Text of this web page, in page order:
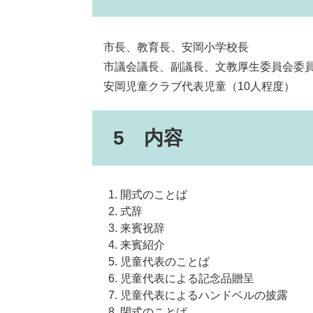
市長、教育長、安岡小学校長
市議会議長、副議長、文教厚生委員会委
安岡児童クラブ代表児童（10人程度）
5 内容
開式のことば
式辞
来賓祝辞
来賓紹介
児童代表のことば
児童代表による記念品贈呈
児童代表によるハンドベルの披露